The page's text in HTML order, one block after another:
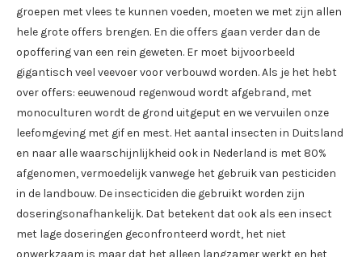
groepen met vlees te kunnen voeden, moeten we met zijn allen
hele grote offers brengen. En die offers gaan verder dan de
opoffering van een rein geweten. Er moet bijvoorbeeld
gigantisch veel veevoer voor verbouwd worden. Als je het hebt
over offers: eeuwenoud regenwoud wordt afgebrand, met
monoculturen wordt de grond uitgeput en we vervuilen onze
leefomgeving met gif en mest. Het aantal insecten in Duitsland
en naar alle waarschijnlijkheid ook in Nederland is met 80%
afgenomen, vermoedelijk vanwege het gebruik van pesticiden
in de landbouw. De insecticiden die gebruikt worden zijn
doseringsonafhankelijk. Dat betekent dat ook als een insect
met lage doseringen geconfronteerd wordt, het niet
onwerkzaam is maar dat het alleen langzamer werkt en het